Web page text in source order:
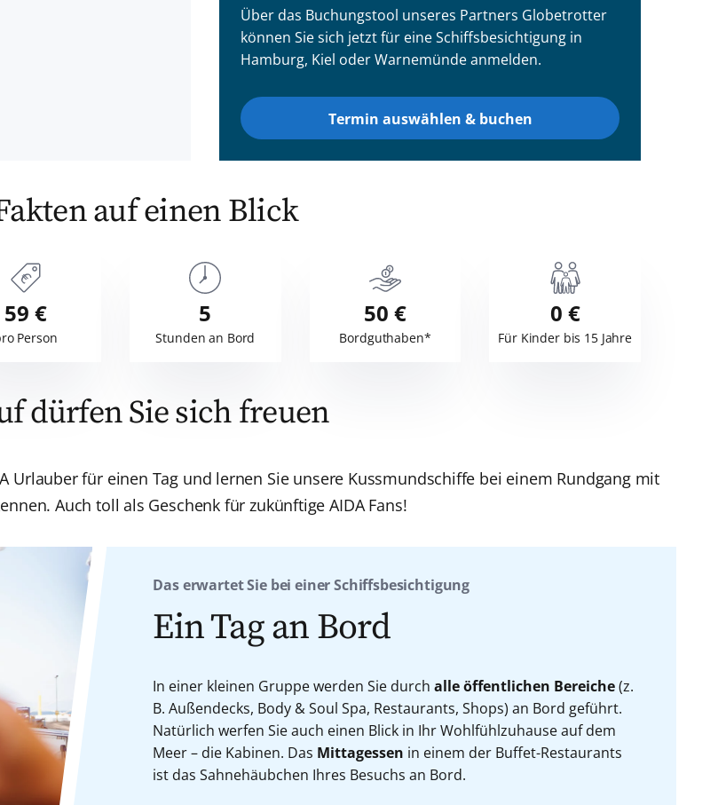
Über das Buchungstool unseres Partners Globetrotter
können Sie sich jetzt für eine Schiffsbesichtigung in
Hamburg, Kiel oder Warnemünde anmelden.
Termin auswählen & buchen
auf einen Blick
Person
59 €
Stunden an Bord
5
Bordguthaben*
50 €
Für Kinder bis 15 Jahre
0 €
dürfen Sie sich freuen
Urlauber für einen Tag und lernen Sie unsere Kussmundschiffe bei einem Rundgang mit
Auch toll als Geschenk für zukünftige AIDA Fans!
Das erwartet Sie bei einer Schiffsbesichtigung
Ein Tag an Bord
In einer kleinen Gruppe werden Sie durchalle öffentlichen Bereiche(z.
B. Außendecks, Body & Soul Spa, Restaurants, Shops) an Bord geführt.
Natürlich werfen Sie auch einen Blick in Ihr Wohlfühlzuhause auf dem
Meer – die Kabinen. Das Mittagessen in einem der Buffet-Restaurants
ist das Sahnehäubchen Ihres Besuchs an Bord.